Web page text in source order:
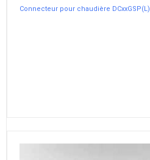
Connecteur pour chaudière DCxxGSP(L)